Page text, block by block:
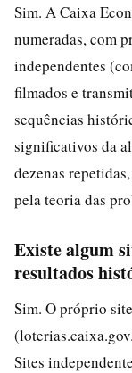
Sim. A Caixa
numeradas, com
independentes
filmados e
sequências
significativos da
dezenas
pela teoria das
Existe algum
resultados
Sim. O próprio
Sites